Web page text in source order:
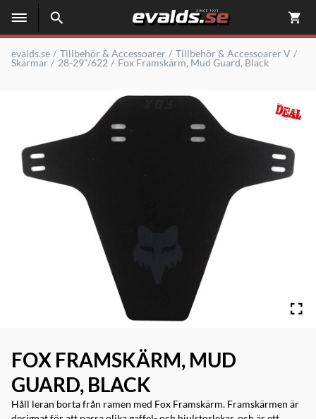
evalds.se Tillbehör & Accessoarer
Tillbehör & Accessoarer V
Skärmar
28-29"/622 Fox Framskärm, Mud Guard, Black
FOX FRAMSKÄRM, MUD
GUARD, BLACK
Håll leran borta från ramen med Fox Framskärm. Framskärmen är